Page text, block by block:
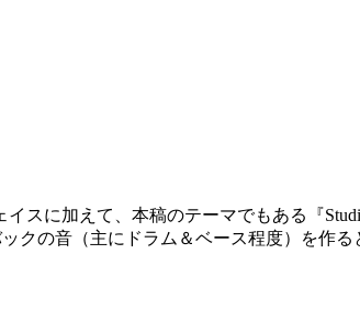
スに加えて、本稿のテーマでもある『
クの音（主にドラム＆ベース程度）を作る